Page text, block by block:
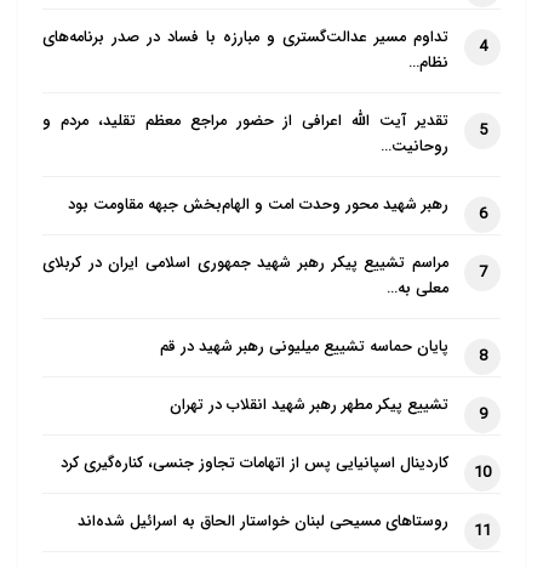
ما زنان ایرانی در همبستگی با مردم وزنان
افغانستان
شومی که برای مردم این سرزمین و به ویژه
زنان و دخترانش رقم زده شده است را دنبال
صدایشان به سیاستگذاران منطقه ای و بین
المللی که فروافتادن ارزش های انسانی
ملتی را نظاره می کنند ، دریغ نخواهیم
نمود.
ما زنان ایرانی نگران از حاکمیت دوباره
طالبان بر مردم افغانستان و اجرای قرائت
های غیر دینی و ضد انسانی به نام اسلام
علمای اندیشمند مسلمان با هر تفاوتی در
4
تداوم مسیر عدالت‌گستری و مبارزه با فساد در صدر برنامه‌های
نظام…
5
تقدیر آیت الله اعرافی از حضور مراجع معظم تقلید، مردم و
روحانیت…
6 رهبر شهید محور وحدت امت و الهام‌بخش جبهه مقاومت بود
7
مراسم تشییع پیکر رهبر شهید جمهوری اسلامی ایران در کربلای
معلی به…
8 پایان حماسه تشییع میلیونی رهبر شهید در قم
9 تشییع پیکر مطهر رهبر شهید انقلاب در تهران
10 کاردینال اسپانیایی پس از اتهامات تجاوز جنسی، کناره‌گیری کرد
11 روستاهای مسیحی لبنان خواستار الحاق به اسرائیل شده‌اند